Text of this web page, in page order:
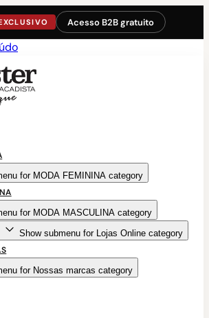
Acesso B2B gratuito
for MODA FEMININA category
for MODA MASCULINA category
Show submenu for Lojas Online category
for Nossas marcas category